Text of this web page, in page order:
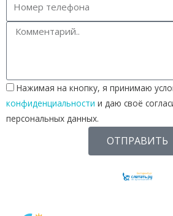
Нажимая на кнопку, я принимаю
конфиденциальности и даю своё
персональных данных.
ОТПРАВИТЬ